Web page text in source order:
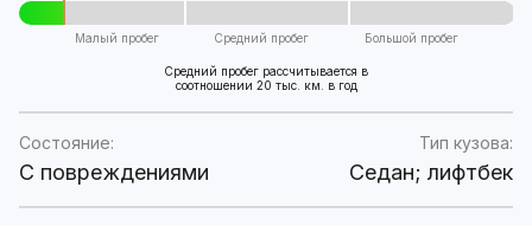
Малый пробег Средний пробег Большой пробег
Средний пробег рассчитывается в
соотношении 20 тыс. км. в год
Состояние:
C повреждениями
Тип кузова:
Седан; лифтбек